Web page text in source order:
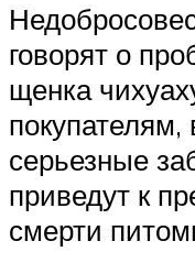
говорят о
щенка
покупателям,
серьезные
приведут к
смерти